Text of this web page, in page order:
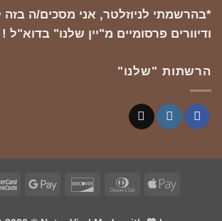
*בהרשמתי לניוזלטר, אני מסכים/ה בזה
ודיוורים פרסומיים מ"יין שלנו" בדוא"ל !
הרשתות "שלנו"
Apple
Dinners
Discover
Google